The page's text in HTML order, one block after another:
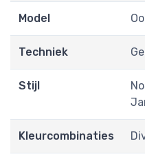
Model
Techniek
Stijl
Kleurcombinaties